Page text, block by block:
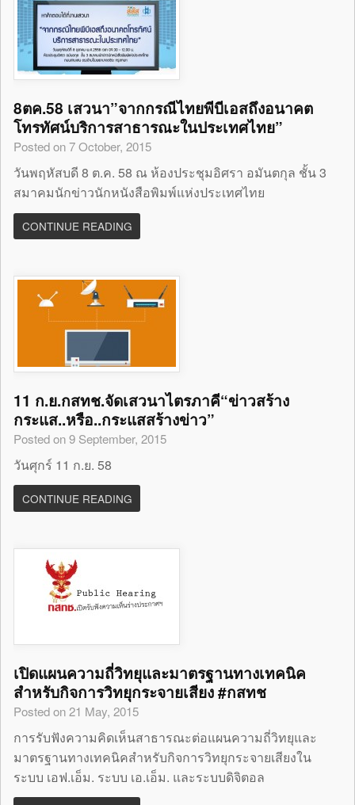
8ตค.58 เสวนา”จากกรณีไทยพีบีเอสถึงอนาคต
โทรทัศน์บริการสาธารณะในประเทศไทย”
Posted on 7 October, 2015
วันพฤหัสบดี 8 ต.ค. 58 ณ ห้องประชุมอิศรา อมันตกุล ชั้น 3
สมาคมนักข่าวนักหนังสือพิมพ์แห่งประเทศไทย
CONTINUE READING
11 ก.ย.กสทช.จัดเสวนาไตรภาคี“ข่าวสร้าง
กระแส..หรือ..กระแสสร้างข่าว”
Posted on 9 September, 2015
วันศุกร์ 11 ก.ย. 58
CONTINUE READING
เปิดแผนความถี่วิทยุและมาตรฐานทางเทคนิค
สำหรับกิจการวิทยุกระจายเสียง #กสทช
Posted on 21 May, 2015
การรับฟังความคิดเห็นสาธารณะต่อแผนความถี่วิทยุและ
มาตรฐานทางเทคนิคสำหรับกิจการวิทยุกระจายเสียงใน
ระบบ เอฟ.เอ็ม. ระบบ เอ.เอ็ม. และระบบดิจิตอล